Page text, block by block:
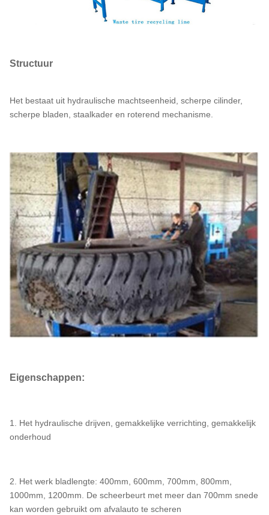
Structuur
Het bestaat uit hydraulische machtseenheid, scherpe cilinder,
scherpe bladen, staalkader en roterend mechanisme.
Eigenschappen:
1. Het hydraulische drijven, gemakkelijke verrichting, gemakkelijk
onderhoud
2. Het werk bladlengte: 400mm, 600mm, 700mm, 800mm,
1000mm, 1200mm. De scheerbeurt met meer dan 700mm snede
kan worden gebruikt om afvalauto te scheren